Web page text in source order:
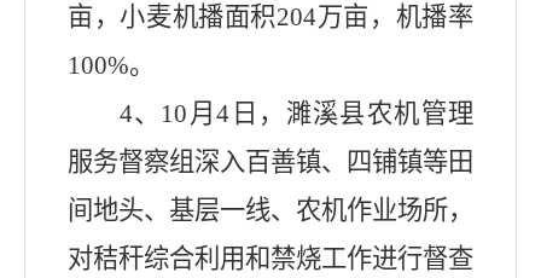
亩，小麦机播面积204万亩，机播率
100%。
4、 10 月4 日，濉溪县农机管理
服务督察组深入百善镇、四铺镇等田
间地头、基层一线、农机作业场所，
对秸秆综合利用和禁烧工作进行督查